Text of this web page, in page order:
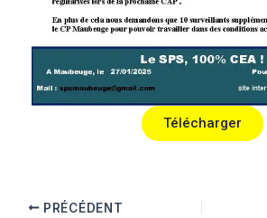
Télécharger
PRÉCÉDENT